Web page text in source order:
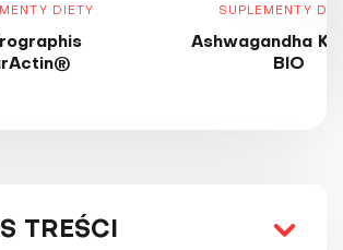
DIETY SUPLEMENTY
Ashwagandha
BIO
TREŚCI